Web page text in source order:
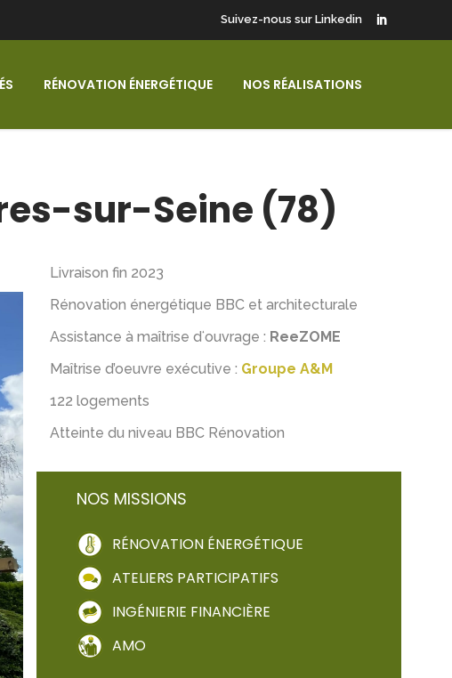
Suivez-nous sur Linkedin
RÉNOVATION ÉNERGÉTIQUE NOS RÉALISATIONS
sur-Seine (78)
Livraison fin 2023
Rénovation énergétique BBC et architecturale
Assistance à maîtrise dʻouvrage : ReeZOME
Maîtrise d’oeuvre exécutive : Groupe A&M
122 logements
Atteinte du niveau BBC Rénovation
NOS MISSIONS
RÉNOVATION ÉNERGÉTIQUE
ATELIERS PARTICIPATIFS
INGÉNIERIE FINANCIÈRE
AMO